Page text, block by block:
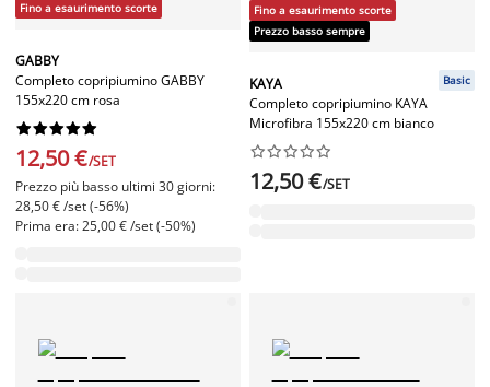
Fino a esaurimento scorte
GABBY
Completo copripiumino GABBY
155x220 cm rosa






12,50 €/SET
Prezzo più basso ultimi 30 giorni:
28,50 € /set (-56%)
Prima era: 25,00 € /set (-50%)
Fino a esaurimento scorte
Prezzo basso sempre
KAYA
Completo copripiumino KAYA
Microfibra 155x220 cm bianco
Basic






12,50 €/SET